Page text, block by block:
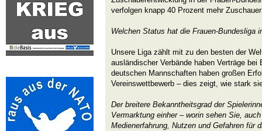
verfolgen knapp 40 Prozent mehr
Welchen Status hat die Frauen-Bundesliga
Unsere Liga zählt mit zu den besten der
ausländischer Verbände haben Verträge bei
deutschen Mannschaften haben großen
Vereinswettbewerb – dies zeigt, wie stark
Der breitere Bekanntheitsgrad der
Vermarktung einher – worin sehen Sie,
Medienerfahrung, Nutzen und Gefahren für